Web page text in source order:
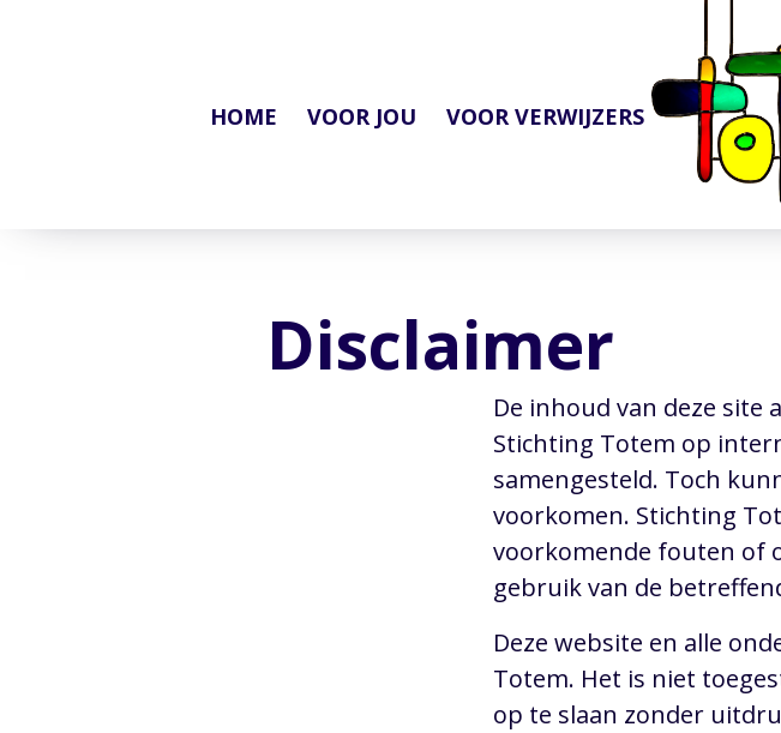
HOME VOOR JOU VOOR VERWIJZERS
Disclaimer
De inhoud van deze site
Stichting Totem op
samengesteld. Toch
voorkomen. Stichting
voorkomende fouten of
gebruik van de
Deze website en alle
Totem. Het is niet
op te slaan zonder